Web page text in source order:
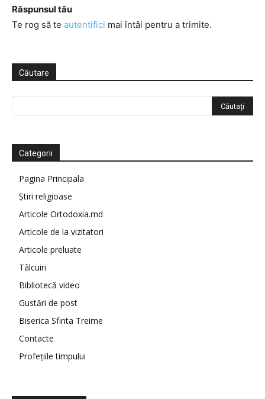
Răspunsul tău
Te rog să te autentifici mai întâi pentru a trimite.
Căutare
Categorii
Pagina Principala
Știri religioase
Articole Ortodoxia.md
Articole de la vizitatori
Articole preluate
Tâlcuiri
Bibliotecă video
Gustări de post
Biserica Sfinta Treime
Contacte
Profețiile timpului